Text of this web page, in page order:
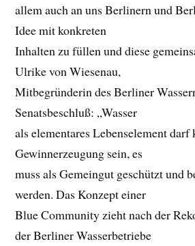
allem auch an uns Berlinern und
Idee mit konkreten
Inhalten zu füllen und diese
Ulrike von Wiesenau,
Mitbegründerin des Berliner
Senatsbeschluß: „Wasser
als elementares Lebenselement
Gewinnerzeugung sein, es
muss als Gemeingut geschützt und
werden. Das Konzept einer
Blue Community zieht nach der
der Berliner Wasserbetriebe